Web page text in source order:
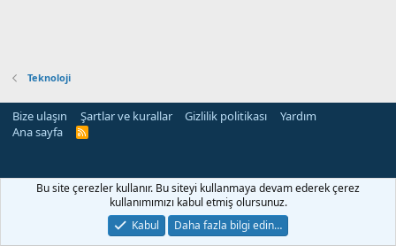
Teknoloji
Bize ulaşın Şartlar ve kurallar Gizlilik politikası
Yardım
Ana sayfa
R
Bu site çerezler kullanır. Bu siteyi kullanmaya devam ederek çerez
kullanımımızı kabul etmiş olursunuz.
Kabul
Daha fazla bilgi edin…